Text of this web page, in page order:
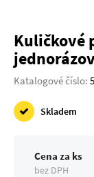
Kuličkové
Katalogové číslo:
Skladem
Cena za ks
bez DPH